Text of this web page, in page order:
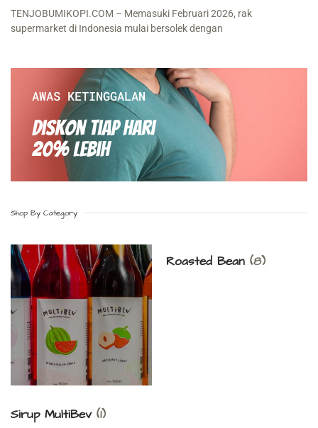
TENJOBUMIKOPI.COM – Memasuki Februari 2026, rak
supermarket di Indonesia mulai bersolek dengan
AWAS KETINGGALAN
Diskon Tiap hari
20% Lebih
Shop By Category
Sirup MultiBev (1)
Roasted Bean (8)